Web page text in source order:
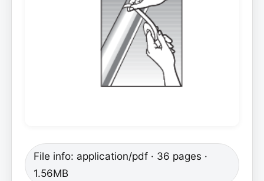
File info: application/pdf · 36 pages ·
1.56MB